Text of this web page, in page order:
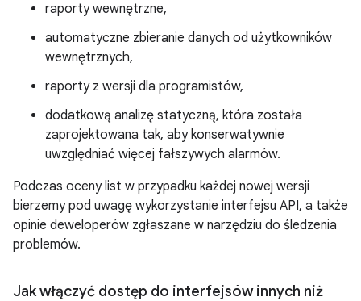
raporty wewnętrzne,
automatyczne zbieranie danych od użytkowników
wewnętrznych,
raporty z wersji dla programistów,
dodatkową analizę statyczną, która została
zaprojektowana tak, aby konserwatywnie
uwzględniać więcej fałszywych alarmów.
Podczas oceny list w przypadku każdej nowej wersji
bierzemy pod uwagę wykorzystanie interfejsu API, a także
opinie deweloperów zgłaszane w narzędziu do śledzenia
problemów.
Jak włączyć dostęp do interfejsów innych niż